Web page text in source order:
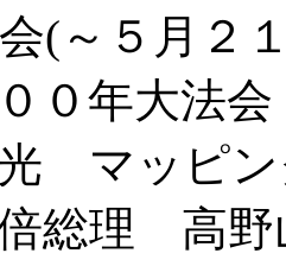
(～５月２
０年大法
マッピ
総理 高野